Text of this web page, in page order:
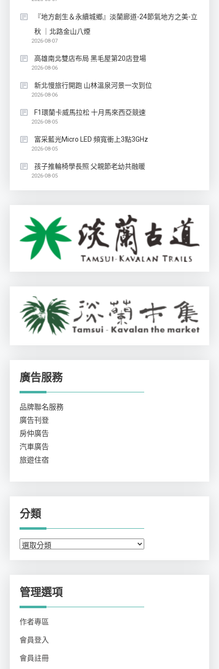
『地方創生＆永續城鄉』淡蘭廊道-24節氣地方之美-立
秋 ｜北路金山八煙
2026-08-07
高雄南北雙店布局 黑毛屋第20店登場
2026-08-06
新北慢旅行開跑 山林溫泉河景一次到位
2026-08-06
F1環蘭卡威馬拉松 十月馬來西亞競速
2026-08-05
富采藍光Micro LED 頻寬衝上3點3GHz
2026-08-05
孩子推輪椅學長照 父親節老幼共融暖
2026-08-05
廣告服務
品牌聯名服務
廣告刊登
房仲廣告
汽車廣告
旅遊住宿
分類
分
管理選項
作者專區
會員登入
會員註冊